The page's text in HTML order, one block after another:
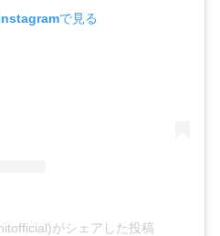
で見る
がシェアした投稿